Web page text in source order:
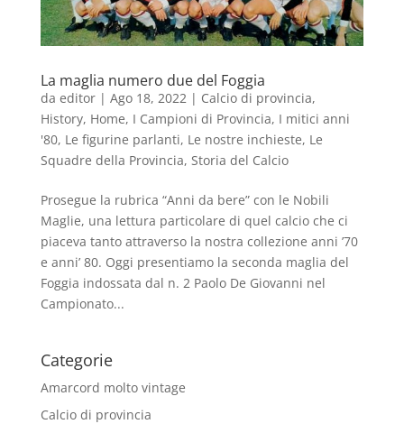
La maglia numero due del Foggia
da editor| Ago 18, 2022 | Calcio di provincia,
History, Home, I Campioni di Provincia, I mitici anni
'80, Le figurine parlanti, Le nostre inchieste, Le
Squadre della Provincia, Storia del Calcio
Prosegue la rubrica “Anni da bere” con le Nobili
Maglie, una lettura particolare di quel calcio che ci
piaceva tanto attraverso la nostra collezione anni ’70
e anni’ 80. Oggi presentiamo la seconda maglia del
Foggia indossata dal n. 2 Paolo De Giovanni nel
Campionato...
Categorie
Amarcord molto vintage
Calcio di provincia